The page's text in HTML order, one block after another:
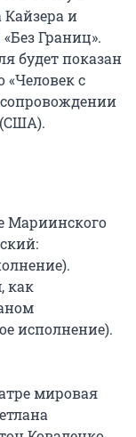
и
Границ».
будет показан
с
Мариинского
как
исполнение).
мировая